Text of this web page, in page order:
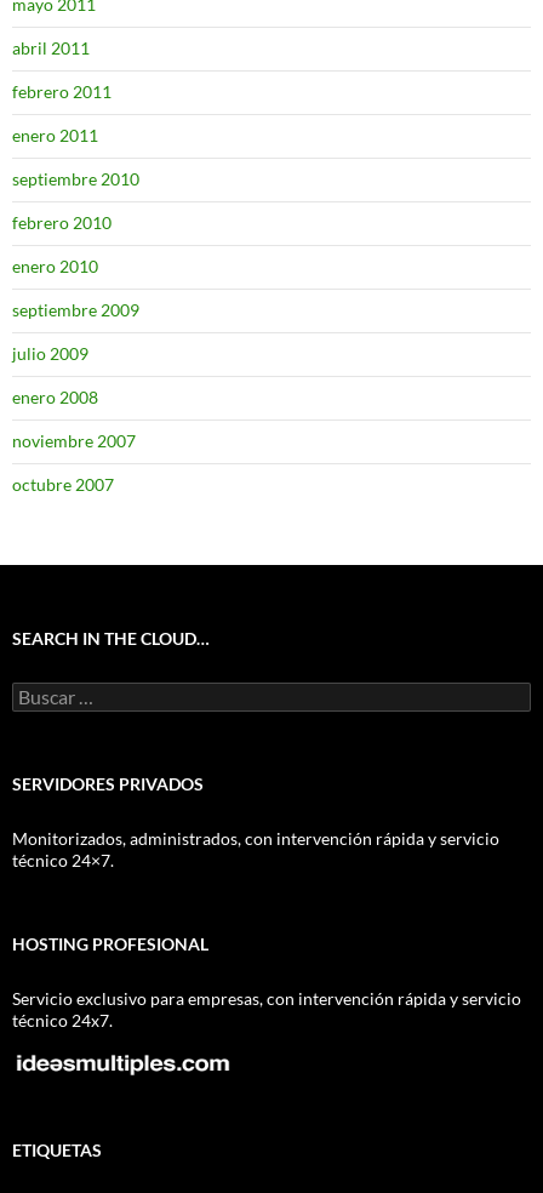
mayo 2011
abril 2011
febrero 2011
enero 2011
septiembre 2010
febrero 2010
enero 2010
septiembre 2009
julio 2009
enero 2008
noviembre 2007
octubre 2007
SEARCH IN THE CLOUD…
Buscar:
SERVIDORES PRIVADOS
Monitorizados, administrados, con intervención rápida y servicio
técnico 24×7.
HOSTING PROFESIONAL
Servicio exclusivo para empresas, con intervención rápida y servicio
técnico 24x7.
ETIQUETAS